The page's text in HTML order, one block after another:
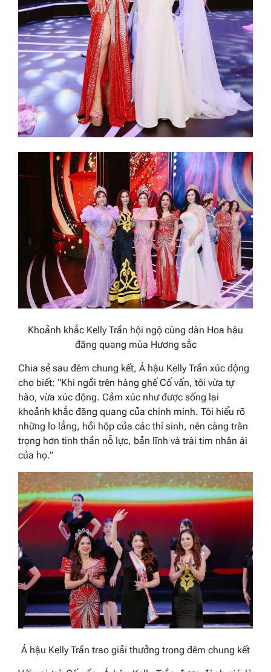
Khoảnh khắc Kelly Trần hội ngộ cùng dàn Hoa hậu
đăng quang mùa Hương sắc
Chia sẻ sau đêm chung kết, Á hậu Kelly Trần xúc động
cho biết: “Khi ngồi trên hàng ghế Cố vấn, tôi vừa tự
hào, vừa xúc động. Cảm xúc như được sống lại
khoảnh khắc đăng quang của chính mình. Tôi hiểu rõ
những lo lắng, hồi hộp của các thí sinh, nên càng trân
trọng hơn tinh thần nỗ lực, bản lĩnh và trái tim nhân ái
của họ.”
Á hậu Kelly Trần trao giải thưởng trong đêm chung kết